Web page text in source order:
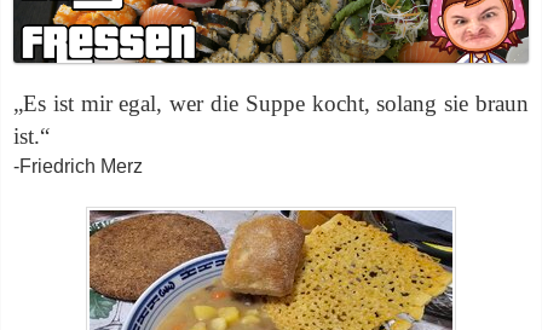
„Es ist mir egal, wer die Suppe kocht, solang sie braun
ist.“
-Friedrich Merz